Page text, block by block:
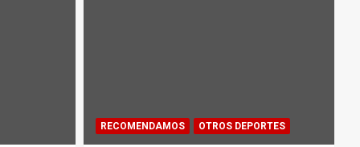
RECOMENDAMOS OTROS DEPORTES